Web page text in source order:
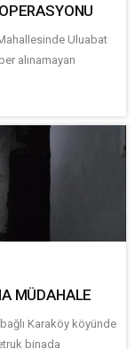
Uluabat
alınamayan
MÜDAHALE
Karaköy köyünde
binada